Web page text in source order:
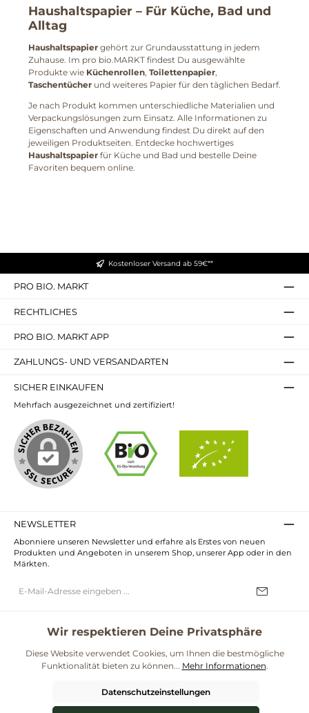
Haushaltspapier – Für Küche, Bad und
Alltag
Haushaltspapier gehört zur Grundausstattung in jedem
Zuhause. Im pro bio.MARKT findest Du ausgewählte
Produkte wie Küchenrollen, Toilettenpapier,
Taschentücher und weiteres Papier für den täglichen Bedarf.
Je nach Produkt kommen unterschiedliche Materialien und
Verpackungslösungen zum Einsatz. Alle Informationen zu
Eigenschaften und Anwendung findest Du direkt auf den
jeweiligen Produktseiten. Entdecke hochwertiges
Haushaltspapier für Küche und Bad und bestelle Deine
Favoriten bequem online.
Kostenloser Versand ab 59€**
PRO BIO. MARKT
RECHTLICHES
PRO BIO. MARKT APP
ZAHLUNGS- UND VERSANDARTEN
SICHER EINKAUFEN
Mehrfach ausgezeichnet und zertifiziert!
NEWSLETTER
Abonniere unseren Newsletter und erfahre als Erstes von neuen
Produkten und Angeboten in unserem Shop, unserer App oder in den
Märkten.
Mail-
UNSERE COMMUNITIES
Wir respektieren Deine Privatsphäre
Diese Website verwendet Cookies, um Ihnen die bestmögliche
Funktionalität bieten zu können... Mehr Informationen.
Datenschutzeinstellungen